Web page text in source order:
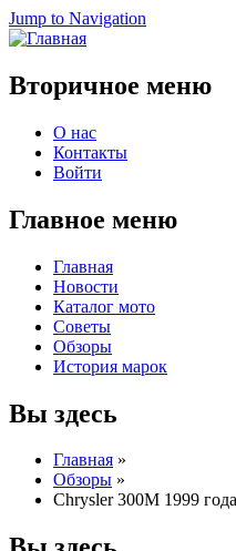
Jump to Navigation
Вторичное меню
О нас
Контакты
Войти
Главное меню
Главная
Новости
Каталог мото
Советы
Обзоры
История марок
Вы здесь
Главная »
Обзоры »
Chrysler 300M 1999 года